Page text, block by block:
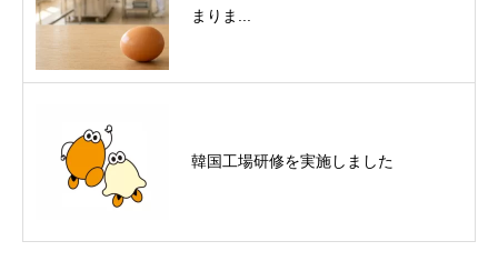
まりま...
韓国工場研修を実施しました